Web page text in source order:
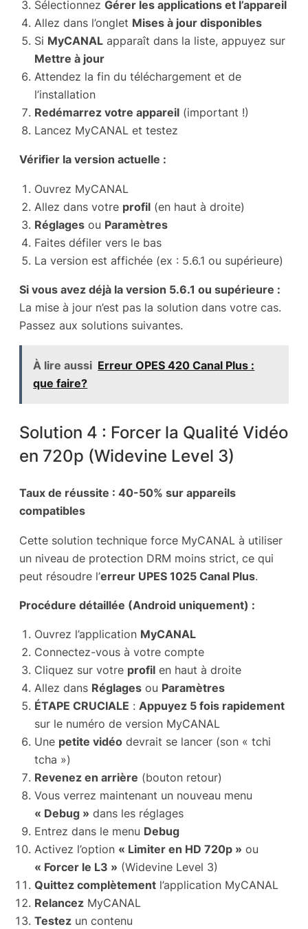
Sélectionnez Gérer les applications et l’appareil
Allez dans l’onglet Mises à jour disponibles
Si MyCANAL apparaît dans la liste, appuyez sur
Mettre à jour
Attendez la fin du téléchargement et de
l’installation
Redémarrez votre appareil (important !)
Lancez MyCANAL et testez
Vérifier la version actuelle :
Ouvrez MyCANAL
Allez dans votre profil (en haut à droite)
Réglages ou Paramètres
Faites défiler vers le bas
La version est affichée (ex : 5.6.1 ou supérieure)
Si vous avez déjà la version 5.6.1 ou supérieure :
La mise à jour n’est pas la solution dans votre cas.
Passez aux solutions suivantes.
À lire aussi Erreur OPES 420 Canal Plus :
que faire?
Solution 4 : Forcer la Qualité Vidéo
en 720p (Widevine Level 3)
Taux de réussite : 40-50% sur appareils
compatibles
Cette solution technique force MyCANAL à utiliser
un niveau de protection DRM moins strict, ce qui
peut résoudre l’erreur UPES 1025 Canal Plus.
Procédure détaillée (Android uniquement) :
Ouvrez l’application MyCANAL
Connectez-vous à votre compte
Cliquez sur votre profil en haut à droite
Allez dans Réglages ou Paramètres
ÉTAPE CRUCIALE : Appuyez 5 fois rapidement
sur le numéro de version MyCANAL
Une petite vidéo devrait se lancer (son « tchi
tcha »)
Revenez en arrière (bouton retour)
Vous verrez maintenant un nouveau menu
« Debug » dans les réglages
Entrez dans le menu Debug
Activez l’option « Limiter en HD 720p » ou
« Forcer le L3 » (Widevine Level 3)
Quittez complètement l’application MyCANAL
Relancez MyCANAL
Testez un contenu